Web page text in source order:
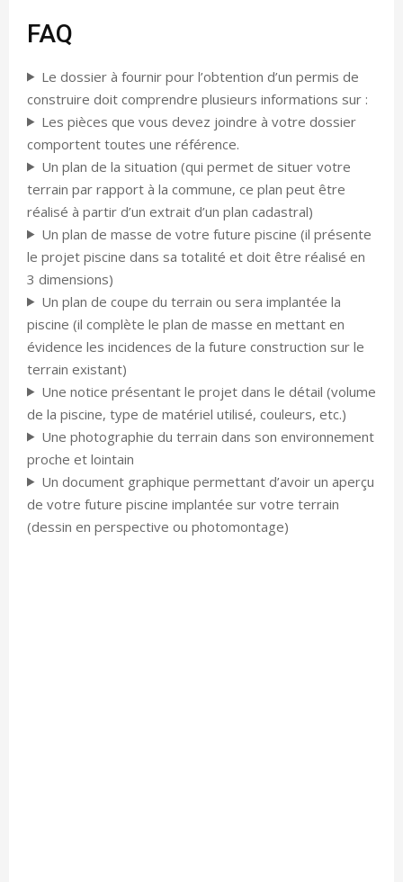
FAQ
Le dossier à fournir pour l’obtention d’un permis de
construire doit comprendre plusieurs informations sur :
Les pièces que vous devez joindre à votre dossier
comportent toutes une référence.
Un plan de la situation (qui permet de situer votre
terrain par rapport à la commune, ce plan peut être
réalisé à partir d’un extrait d’un plan cadastral)
Un plan de masse de votre future piscine (il présente
le projet piscine dans sa totalité et doit être réalisé en
3 dimensions)
Un plan de coupe du terrain ou sera implantée la
piscine (il complète le plan de masse en mettant en
évidence les incidences de la future construction sur le
terrain existant)
Une notice présentant le projet dans le détail (volume
de la piscine, type de matériel utilisé, couleurs, etc.)
Une photographie du terrain dans son environnement
proche et lointain
Un document graphique permettant d’avoir un aperçu
de votre future piscine implantée sur votre terrain
(dessin en perspective ou photomontage)